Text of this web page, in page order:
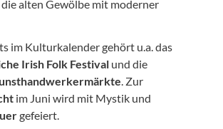
alten Gewölbe mit moderner
im Kulturkalender gehört u.a. das
Irish Folk Festival und die
. Zur
im Juni wird mit Mystik und
gefeiert.